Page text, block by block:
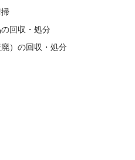
回収・処分
）の回収・処分